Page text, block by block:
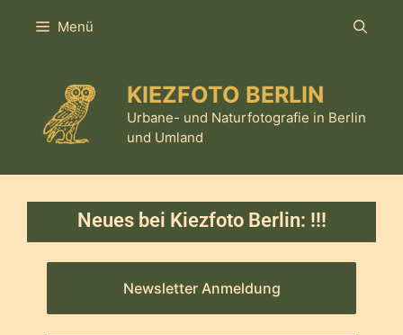
Menü
KIEZFOTO BERLIN
Urbane- und Naturfotografie in Berlin
und Umland
Neues bei Kiezfoto Berlin: !!!
Newsletter Anmeldung